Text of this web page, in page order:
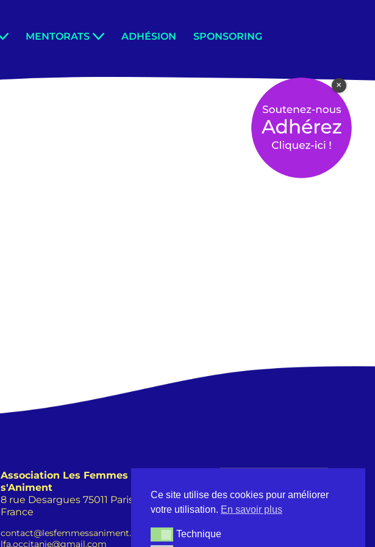
MENTORATS ADHÉSION SPONSORING
Association Les Femmes
s'Animent
8 rue Desargues 75011 Paris -
France
contact@lesfemmessaniment.fr
lfa.occitanie@gmail.com
×
Ce site utilise des cookies pour améliorer
votre utilisation. En savoir plus
TechniqueTechnique